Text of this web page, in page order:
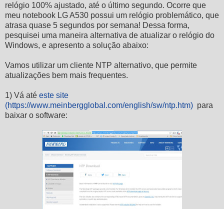
relógio 100% ajustado, até o último segundo. Ocorre que
meu notebook LG A530 possui um relógio problemático, que
atrasa quase 5 segundos por semana! Dessa forma,
pesquisei uma maneira alternativa de atualizar o relógio do
Windows, e apresento a solução abaixo:
Vamos utilizar um cliente NTP alternativo, que permite
atualizações bem mais frequentes.
1) Vá até este site
(https://www.meinbergglobal.com/english/sw/ntp.htm) para
baixar o software: